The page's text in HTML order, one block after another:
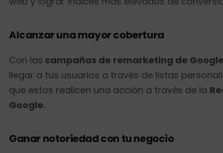
Alcanzar una mayor cobertura
Con las campañas de remarketing de
llegar a tus usuarios a través de listas
que estos realicen una acción a través de la
Google.
Ganar notoriedad con tu negocio